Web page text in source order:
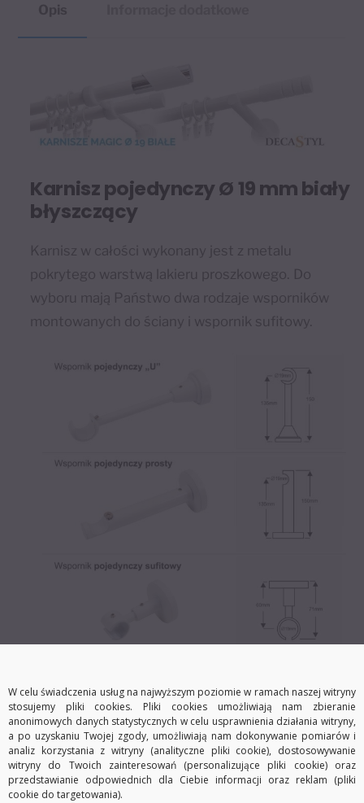
Karnisz pojedynczy Ø 19 mm biały
błyszczący
Karnisz w całości wykonany jest z metalu
pokrytego warstwą lakieru proszkowego. Do
wyboru mają Państwo dwa rodzaje wsporników
montowanych do ściany i wspornik sufitowy.
montażu na 3 kołki rozporowe.
Komplet zawiera w zależności od
W celu świadczenia usług na najwyższym poziomie w ramach naszej witryny
stosujemy pliki cookies. Pliki cookies umożliwiają nam zbieranie
anonimowych danych statystycznych w celu usprawnienia działania witryny,
a po uzyskaniu Twojej zgody, umożliwiają nam dokonywanie pomiarów i
analiz korzystania z witryny (analityczne pliki cookie), dostosowywanie
witryny do Twoich zainteresowań (personalizujące pliki cookie) oraz
przedstawianie odpowiednich dla Ciebie informacji oraz reklam (pliki
cookie do targetowania).